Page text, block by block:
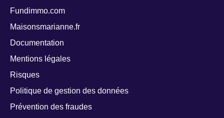
Fundimmo.com
Maisonsmarianne.fr
Documentation
Mentions légales
Risques
Politique de gestion des données
Prévention des fraudes